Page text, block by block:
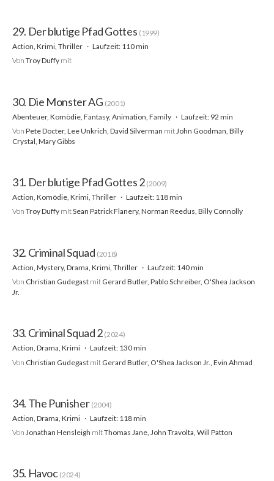
29. Der blutige Pfad Gottes (1999)
Action, Krimi, Thriller
Laufzeit: 110 min
Von Troy Duffy mit
30. Die Monster AG (2001)
Abenteuer, Komödie, Fantasy, Animation, Family
Laufzeit: 92 min
Von Pete Docter, Lee Unkrich, David Silverman mit John Goodman, Billy
Crystal, Mary Gibbs
31. Der blutige Pfad Gottes 2 (2009)
Action, Komödie, Krimi, Thriller
Laufzeit: 118 min
Von Troy Duffy mitSean Patrick Flanery, Norman Reedus, Billy Connolly
32. Criminal Squad (2018)
Action, Mystery, Drama, Krimi, Thriller
Laufzeit: 140 min
Von Christian Gudegast mit Gerard Butler, Pablo Schreiber, O'Shea Jackson
Jr.
33. Criminal Squad 2 (2024)
Action, Drama, Krimi
Laufzeit: 130 min
Von Christian Gudegast mit Gerard Butler, O'Shea Jackson Jr., Evin Ahmad
34. The Punisher (2004)
Action, Drama, Krimi
Laufzeit: 118 min
Von Jonathan Hensleigh mitThomas Jane, John Travolta, Will Patton
35. Havoc (2024)